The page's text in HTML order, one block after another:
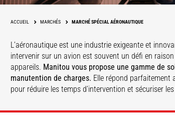
ACCUEIL MARCHÉS MARCHÉ SPÉCIAL AÉRONAUTIQUE
L’aéronautique est une industrie exigeante et
intervenir sur un avion est souvent un défi en
appareils. Manitou vous propose une gamme de
manutention de charges. Elle répond parfaitement
pour réduire les temps d’intervention et sécuriser
Moyen
d'accès aux